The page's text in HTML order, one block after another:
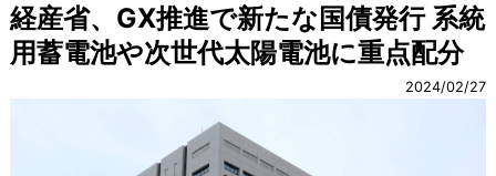
経産省、GX推進で新たな国債発行 系統
用蓄電池や次世代太陽電池に重点配分
2024/02/27